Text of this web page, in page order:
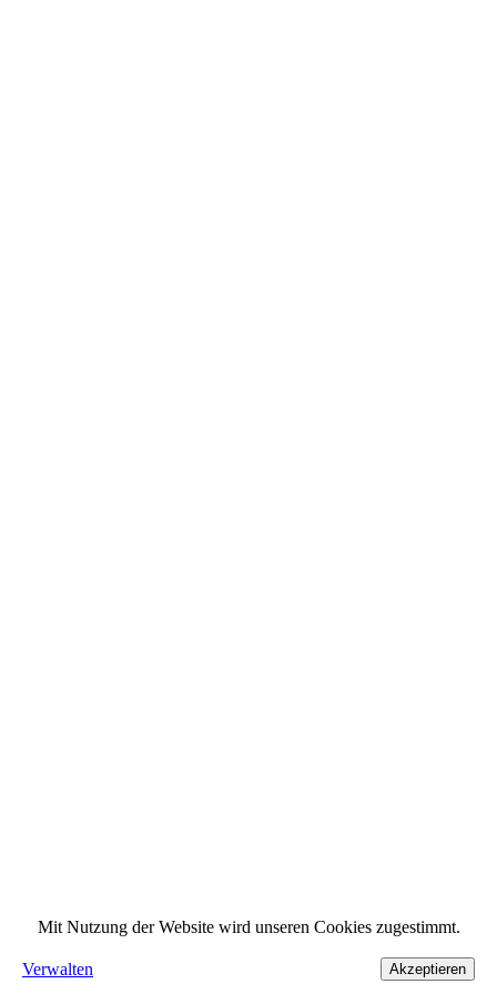
Mit Nutzung der Website wird unseren Cookies zugestimmt.
Verwalten Akzeptieren